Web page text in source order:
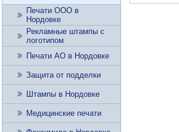
Печати ООО в
Нордовке
Рекламные штампы с
логотипом
Печати АО в Нордовке
Защита от подделки
Штампы в Нордовке
Медицинские печати